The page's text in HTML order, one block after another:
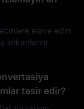
əlavə edin
təsir edir?